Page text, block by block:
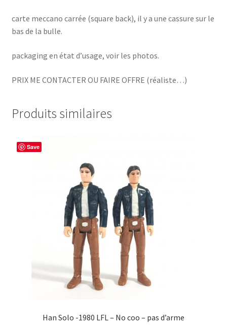
carte meccano carrée (square back), il y a une cassure sur le
bas de la bulle.
packaging en état d’usage, voir les photos.
PRIX ME CONTACTER OU FAIRE OFFRE (réaliste…)
Produits similaires
Save
Han Solo -1980 LFL – No coo – pas d’arme